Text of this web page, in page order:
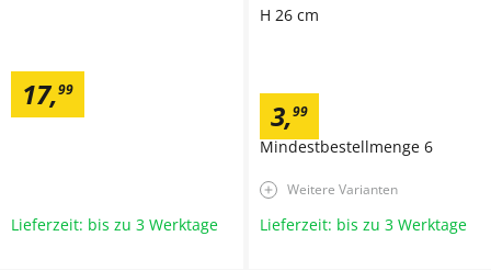
17,99
Lieferzeit: bis zu 3 Werktage
H 26 cm
3,99
Mindestbestellmenge 6
Weitere Varianten
Lieferzeit: bis zu 3 Werktage